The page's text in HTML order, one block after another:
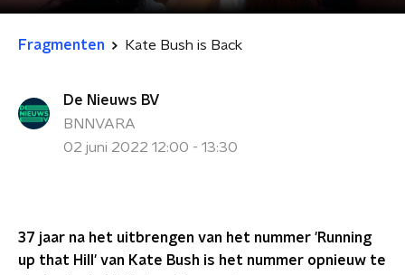
Fragmenten Kate Bush is Back
De Nieuws BV
BNNVARA
02 juni 2022 12:00 - 13:30
37 jaar na het uitbrengen van het nummer 'Running
up that Hill' van Kate Bush is het nummer opnieuw te